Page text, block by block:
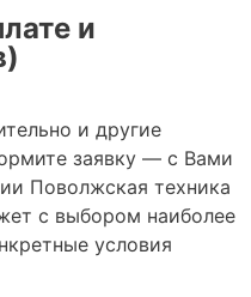
и
и другие
заявку — с Вами
Поволжская техника
с выбором наиболее
условия